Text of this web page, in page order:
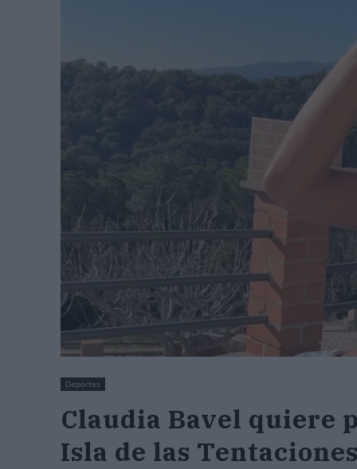
Deportes
Claudia Bavel quiere
Isla de las